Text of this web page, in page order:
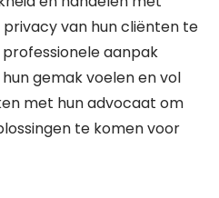
van hun cliënten te
aanpak
gemak voelen en vol
met hun advocaat om
te komen voor